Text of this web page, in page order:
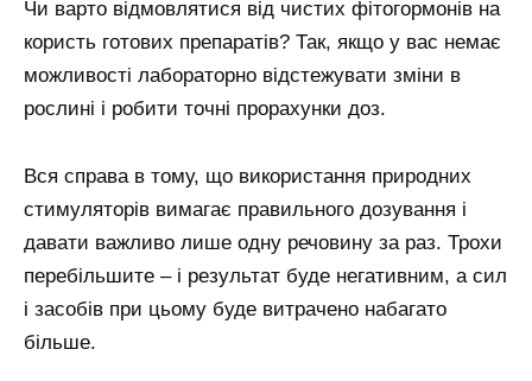
Чи варто відмовлятися від чистих фітогормонів на
користь готових препаратів? Так, якщо у вас немає
можливості лабораторно відстежувати зміни в
рослині і робити точні прорахунки доз.
Вся справа в тому, що використання природних
стимуляторів вимагає правильного дозування і
давати важливо лише одну речовину за раз. Трохи
перебільшите – і результат буде негативним, а сил
і засобів при цьому буде витрачено набагато
більше.